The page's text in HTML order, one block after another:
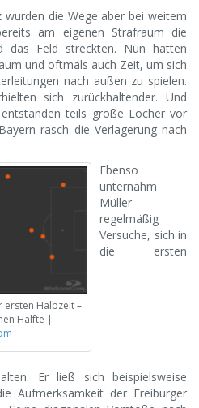
die Wege aber bei weitem
am eigenen Strafraum die
das Feld streckten. Nun hatten
und oftmals auch Zeit, um sich
nach außen zu spielen.
sich zurückhaltender. Und
teils große Löcher vor
rasch die Verlagerung nach
ersten Halbzeit –
Hälfte |
Ebenso
unternahm
Müller
regelmäßig
Versuche, sich in
die ersten
Er ließ sich beispielsweise
Aufmerksamkeit der Freiburger